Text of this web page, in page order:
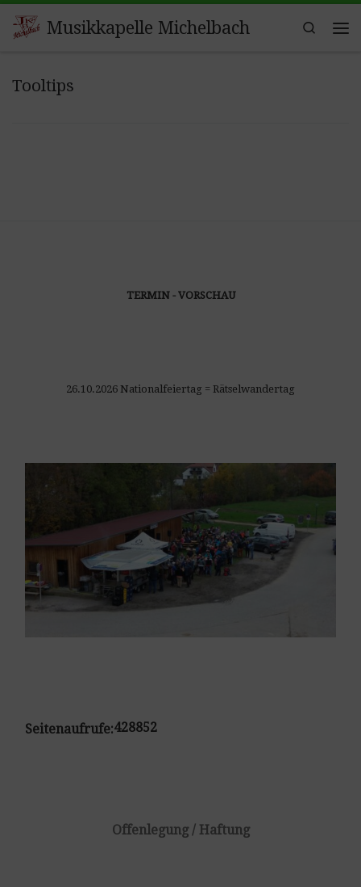
Zum Inhalt springen
Musikkapelle Michelbach
Search
Tooltips
TERMIN - VORSCHAU
26.10.2026 Nationalfeiertag = Rätselwandertag
Seitenaufrufe:428852
Offenlegung / Haftung